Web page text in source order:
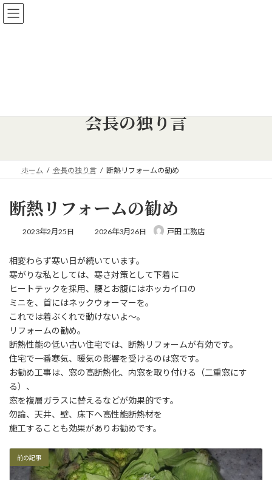
コ
ン
プ
ナ
ビ
動
【新築、リフォーム相談会 開催中】新築・リフォーム、住宅の相
会長の独り言
ホーム 会長の独り言 断熱リフォームの勧め
断熱リフォームの勧め
2023年2月25日
最
新
日
時
:
2026年3月26日 戸田 工務店
相変わらず寒い日が続いています。
寒がりな私としては、寒さ対策として下着に
ヒートテックを採用、腰とお腹にはホッカイロの
ミニを、首にはネックウォーマーを。
これでは着ぶくれで動けないよ～。
リフォームの勧め。
断熱性能の低い古い住宅では、断熱リフォームが有効です。
住宅で一番寒気、暖気の影響を受けるのは窓です。
お勧め工事は、窓の高断熱化、内窓を取り付ける（二重窓にす
る）、
窓を複層ガラスに替えるなどが効果的です。
勿論、天井、壁、床下へ高性能断熱材を
施工することも効果がありお勧めです。
前の記事